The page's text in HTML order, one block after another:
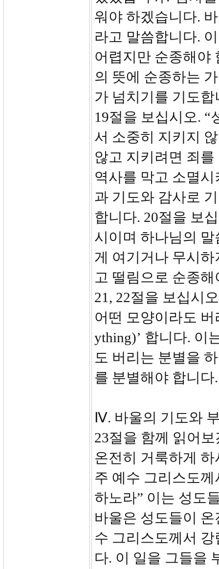
워야 하겠습니다.
라고 말씀합니다.
어렵지만 순종해야
의 뜻에 순종하는
가 넘치기를 기도합
19절을 보십시오. “
서 소중히 지키지
않고 지키려면 죄
역사를 막고 소멸
과 기도와 감사로
합니다. 20절을 보
시이며 하나님의
게 여기거나 무시
고 떨림으로 순종
21, 22절을 보십시
어떤 모양이라도 버
ything)’ 합니다. 이
도 버리는 분별을
를 분별해야 합니다.
Ⅳ. 바울의 기도와
23절을 함께 읽어
온전히 거룩하게
주 예수 그리스도
하노라” 이는 성도
바울은 성도들이
수 그리스도께서
다. 이 일을 그들을